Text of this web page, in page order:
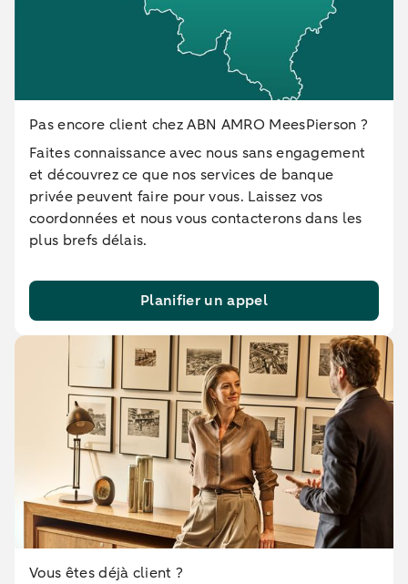
Pas encore client chez ABN AMRO MeesPierson ?
Faites connaissance avec nous sans engagement
et découvrez ce que nos services de banque
privée peuvent faire pour vous. Laissez vos
coordonnées et nous vous contacterons dans les
plus brefs délais.
Planifier un appel
Vous êtes déjà client ?